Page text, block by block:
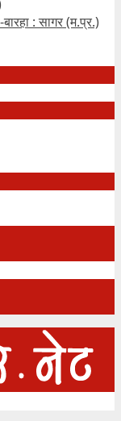
: सागर (म.प्र.)